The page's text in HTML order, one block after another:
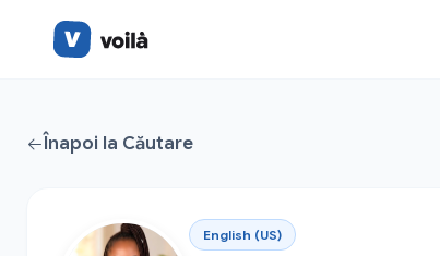
Înapoi la Căutare
English (US)